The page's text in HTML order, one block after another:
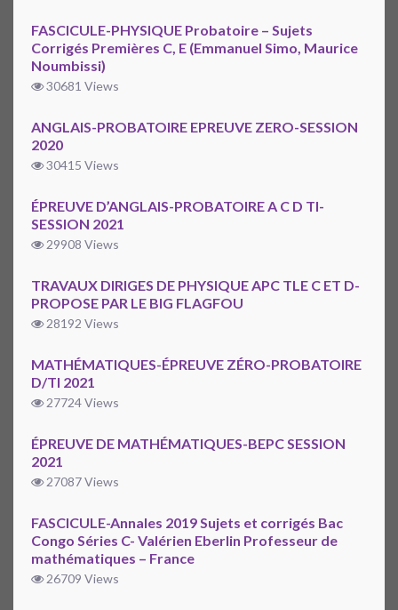
FASCICULE-PHYSIQUE Probatoire – Sujets
Corrigés Premières C, E (Emmanuel Simo, Maurice
Noumbissi)
30681 Views
ANGLAIS-PROBATOIRE EPREUVE ZERO-SESSION
2020
30415 Views
ÉPREUVE D’ANGLAIS-PROBATOIRE A C D TI-
SESSION 2021
29908 Views
TRAVAUX DIRIGES DE PHYSIQUE APC TLE C ET D-
PROPOSE PAR LE BIG FLAGFOU
28192 Views
MATHÉMATIQUES-ÉPREUVE ZÉRO-PROBATOIRE
D/TI 2021
27724 Views
ÉPREUVE DE MATHÉMATIQUES-BEPC SESSION
2021
27087 Views
FASCICULE-Annales 2019 Sujets et corrigés Bac
Congo Séries C- Valérien Eberlin Professeur de
mathématiques – France
26709 Views